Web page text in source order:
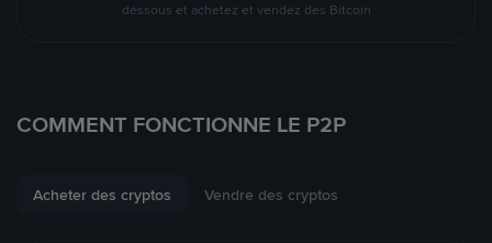
dessous et achetez et vendez des Bitcoin
COMMENT FONCTIONNE LE P2P
Acheter des cryptos Vendre des cryptos